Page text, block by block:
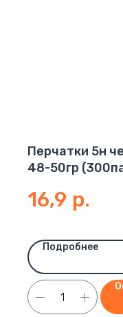
Перчатки 5н
48-50гр
16,9 р.
Подробнее